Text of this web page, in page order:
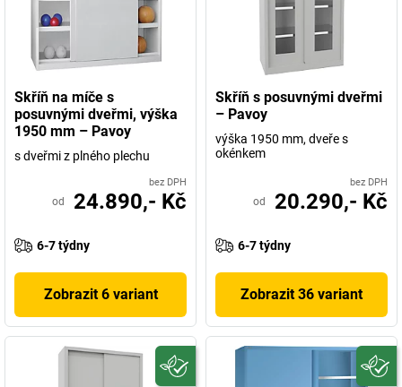
Skříň na míče s
posuvnými dveřmi, výška
1950 mm – Pavoy
s dveřmi z plného plechu
bez DPH
od 24.890,- Kč
6-7 týdny
Zobrazit 6 variant
Skříň s posuvnými dveřmi
– Pavoy
výška 1950 mm, dveře s
okénkem
bez DPH
od 20.290,- Kč
6-7 týdny
Zobrazit 36 variant